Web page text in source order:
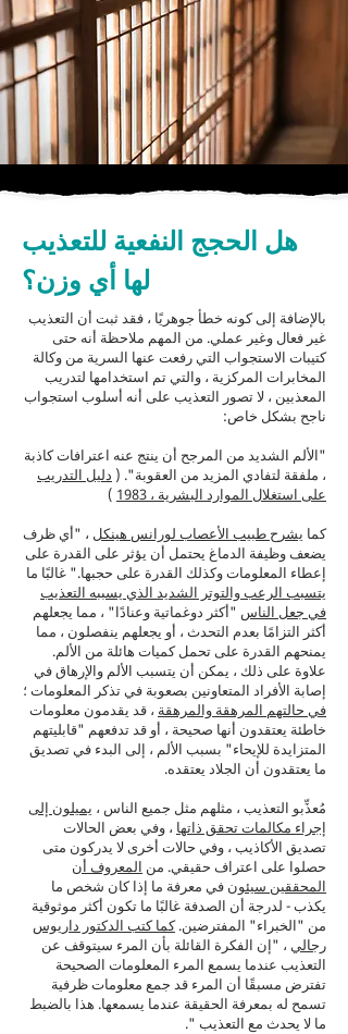
هل الحجج النفعية للتعذيب
لها أي وزن؟
بالإضافة إلى كونه خطأ جوهريًا ، فقد ثبت أن التعذيب
غير فعال وغير عملي. من المهم ملاحظة أنه حتى
كتيبات الاستجواب التي رفعت عنها السرية من وكالة
المخابرات المركزية ، والتي تم استخدامها لتدريب
المعذبين ، لا تصور التعذيب على أنه أسلوب استجواب
ناجح بشكل خاص:
"الألم الشديد من المرجح أن ينتج عنه اعترافات كاذبة
، ملفقة لتفادي المزيد من العقوبة". ( دليل التدريب
على استغلال الموارد البشرية ، 1983
)
كما يشرح طبيب الأعصاب لورانس هينكل ، "أي ظرف
يضعف وظيفة الدماغ يحتمل أن يؤثر على القدرة على
إعطاء المعلومات وكذلك القدرة على حجبها." غالبًا ما
يتسبب الرعب والتوتر الشديد الذي يسببه التعذيب
في جعل الناس "أكثر دوغماتية وعنادًا" ، مما يجعلهم
أكثر التزامًا بعدم التحدث ، أو يجعلهم ينفصلون ، مما
يمنحهم القدرة على تحمل كميات هائلة من الألم.
علاوة على ذلك ، يمكن أن يتسبب الألم والإرهاق في
إصابة الأفراد المتعاونين بصعوبة في تذكر المعلومات ؛
في حالتهم المرهقة والمرهقة ، قد يقدمون معلومات
خاطئة يعتقدون أنها صحيحة ، أو قد تدفعهم "قابليتهم
المتزايدة للإيحاء" بسبب الألم ، إلى البدء في تصديق
ما يعتقدون أن الجلاد يعتقده.
مُعذِّبو التعذيب ، مثلهم مثل جميع الناس ، يميلون إلى
إجراء مكالمات تحقق ذاتها ، وفي بعض الحالات
تصديق الأكاذيب ، وفي حالات أخرى لا يدركون متى
حصلوا على اعتراف حقيقي. من المعروف أن
المحققين سيئون في معرفة ما إذا كان شخص ما
يكذب - لدرجة أن الصدفة غالبًا ما تكون أكثر موثوقية
من "الخبراء" المفترضين.كما كتب الدكتور داريوس
رجالي ، "إن الفكرة القائلة بأن المرء سيتوقف عن
التعذيب عندما يسمع المرء المعلومات الصحيحة
تفترض مسبقًا أن المرء قد جمع معلومات ظرفية
تسمح له بمعرفة الحقيقة عندما يسمعها. هذا بالضبط
ما لا يحدث مع التعذيب ".